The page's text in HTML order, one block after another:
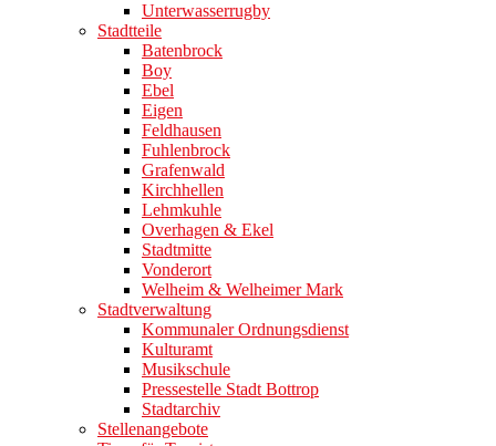
Unterwasserrugby
Stadtteile
Batenbrock
Boy
Ebel
Eigen
Feldhausen
Fuhlenbrock
Grafenwald
Kirchhellen
Lehmkuhle
Overhagen & Ekel
Stadtmitte
Vonderort
Welheim & Welheimer Mark
Stadtverwaltung
Kommunaler Ordnungsdienst
Kulturamt
Musikschule
Pressestelle Stadt Bottrop
Stadtarchiv
Stellenangebote